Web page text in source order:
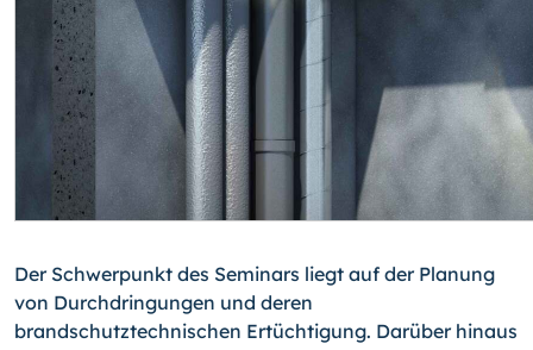
Der Schwerpunkt des Seminars liegt auf der Planung
von Durchdringungen und deren
brandschutztechnischen Ertüchtigung. Darüber hinaus